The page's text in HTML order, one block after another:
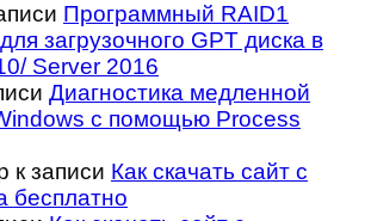
Программный RAID1
загрузочного GPT диска в
Server 2016
Диагностика медленной
с помощью Process
к записи Как скачать сайт с
бесплатно